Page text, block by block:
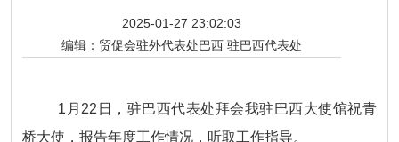
2025-01-27 23:02:03
编辑： 贸促会驻外代表处巴西 驻巴西代表处
1月22日，驻巴西代表处拜会我驻巴西大使馆祝青
桥大使，报告年度工作情况，听取工作指导。